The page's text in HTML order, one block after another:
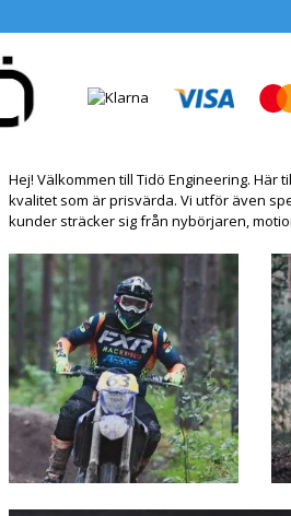
Hej! Välkommen till Tidö Engineering.
kvalitet som är prisvärda. Vi utför även
kunder sträcker sig från nybörjaren,